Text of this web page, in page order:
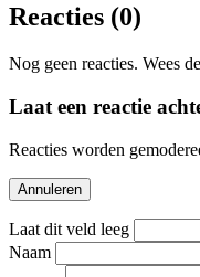
Reacties (0)
Nog geen reacties. Wees
Laat een reactie
Reacties worden
Annuleren
Laat dit veld leeg
Naam